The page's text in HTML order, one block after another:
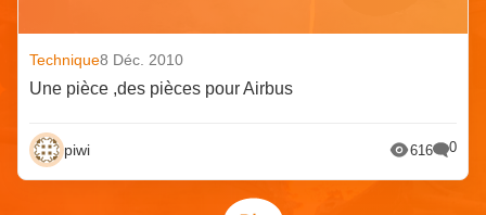
Technique8 Déc. 2010
Une pièce ,des pièces pour Airbus
piwi 616 0